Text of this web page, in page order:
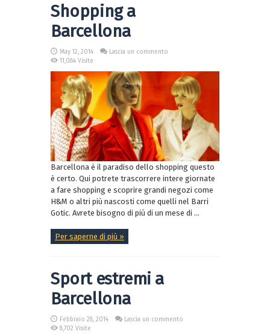
Shopping a
Barcellona
May 12, 2014
Lascia un commento
11,084 Visite
Barcellona è il paradiso dello shopping questo
è certo. Qui potrete trascorrere intere giornate
a fare shopping e scoprire grandi negozi come
H&M o altri più nascosti come quelli nel Barri
Gotic. Avrete bisogno di più di un mese di ...
Per saperne di più »
Sport estremi a
Barcellona
Febbraio 28, 2014
Lascia un commento
8,702 Visite